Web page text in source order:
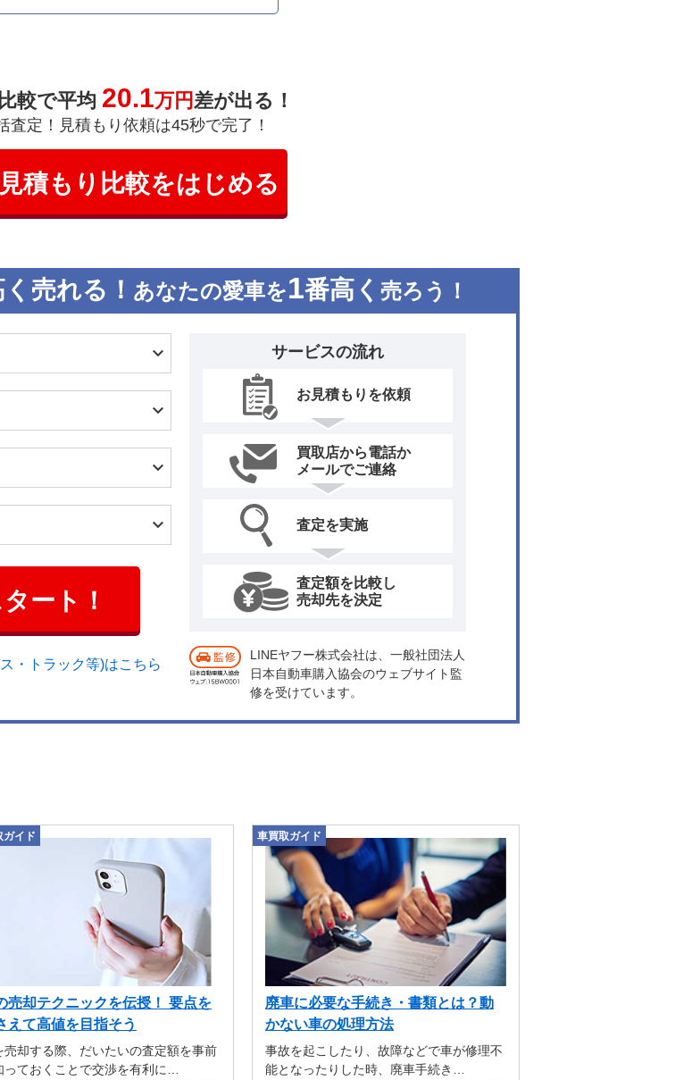
較で平均 20.1万円差が出る！
査定！見積もり依頼は45秒で完了！
見積もり比較をはじめる
売れる！ あなたの愛車を1番高く 売ろう！
ート！
・トラック等)はこちら
サービスの流れ
お見積もりを依頼
買取店から電話か
メールでご連絡
査定を実施
査定額を比較し
売却先を決定
LINEヤフー株式会社は、一般社団法人
日本自動車購入協会のウェブサイト監
修を受けています。
ガイド
売却テクニックを伝授！ 要点を
えて高値を目指そう
売却する際、だいたいの査定額を事前
っておくことで交渉を有利に…
車買取ガイド
廃車に必要な手続き・書類とは？動
かない車の処理方法
事故を起こしたり、故障などで車が修理不
能となったりした時、廃車手続き…